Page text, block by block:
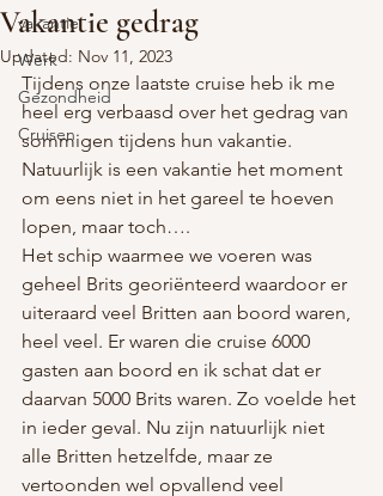
vakantie
Werk
Gezondheid
Cruisen
Vakantie gedrag
Updated: Nov 11, 2023
Tijdens onze laatste cruise heb ik me
heel erg verbaasd over het gedrag van
sommigen tijdens hun vakantie.
Natuurlijk is een vakantie het moment
om eens niet in het gareel te hoeven
lopen, maar toch….
Het schip waarmee we voeren was
geheel Brits georiënteerd waardoor er
uiteraard veel Britten aan boord waren,
heel veel. Er waren die cruise 6000
gasten aan boord en ik schat dat er
daarvan 5000 Brits waren. Zo voelde het
in ieder geval. Nu zijn natuurlijk niet
alle Britten hetzelfde, maar ze
vertoonden wel opvallend veel